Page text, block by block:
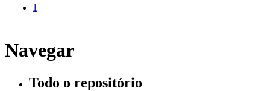
1
Navegar
Todo o repositório